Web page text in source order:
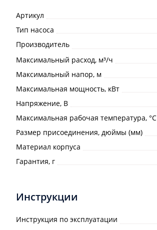
Артикул
Тип насоса
Производитель
Максимальный расход, м³/ч
Максимальный напор, м
Максимальная мощность, кВт
Напряжение, В
Максимальная рабочая температура, °С
Размер присоединения, дюймы (мм)
Материал корпуса
Гарантия, г
Инструкции
Инструкция по эксплуатации